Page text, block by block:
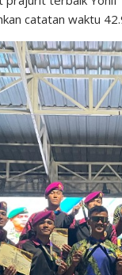
catatan waktu